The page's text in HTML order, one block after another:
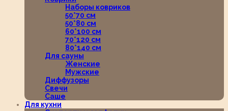
Наборы ковриков
50*70 см
50*80 см
60*100 см
70*120 см
80*140 см
Для сауны
Женские
Мужские
Диффузоры
Свечи
Саше
Для кухни